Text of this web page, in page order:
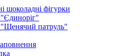
шоколадні фігурки
патруль"